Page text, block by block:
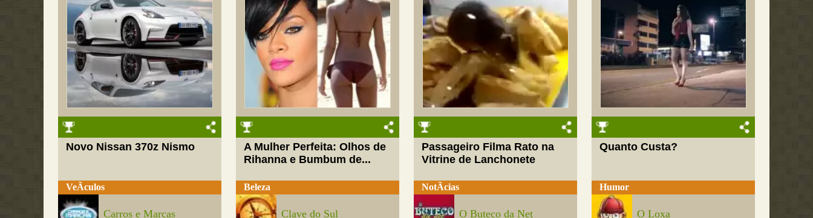
Novo Nissan 370z Nismo
VeÃ­culos
Carros e Marcas
A Mulher Perfeita: Olhos de
Rihanna e Bumbum de...
Beleza
Clave do Sul
Passageiro Filma Rato na
Vitrine de Lanchonete
NotÃ­cias
O Buteco da Net
Quanto Custa?
Humor
O Loxa